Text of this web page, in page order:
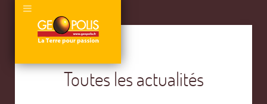
Toutes les actualités